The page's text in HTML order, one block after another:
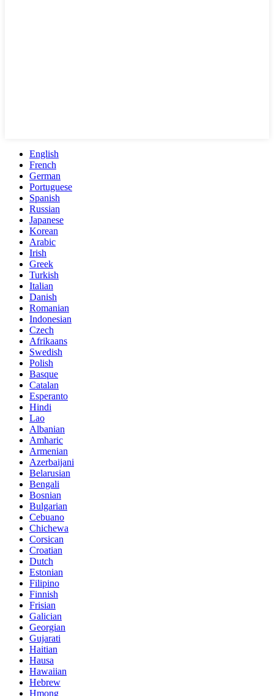
English
French
German
Portuguese
Spanish
Russian
Japanese
Korean
Arabic
Irish
Greek
Turkish
Italian
Danish
Romanian
Indonesian
Czech
Afrikaans
Swedish
Polish
Basque
Catalan
Esperanto
Hindi
Lao
Albanian
Amharic
Armenian
Azerbaijani
Belarusian
Bengali
Bosnian
Bulgarian
Cebuano
Chichewa
Corsican
Croatian
Dutch
Estonian
Filipino
Finnish
Frisian
Galician
Georgian
Gujarati
Haitian
Hausa
Hawaiian
Hebrew
Hmong